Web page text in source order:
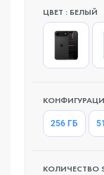
ЦВЕТ : БЕЛЫЙ
256 ГБ
КОЛИЧЕСТВО